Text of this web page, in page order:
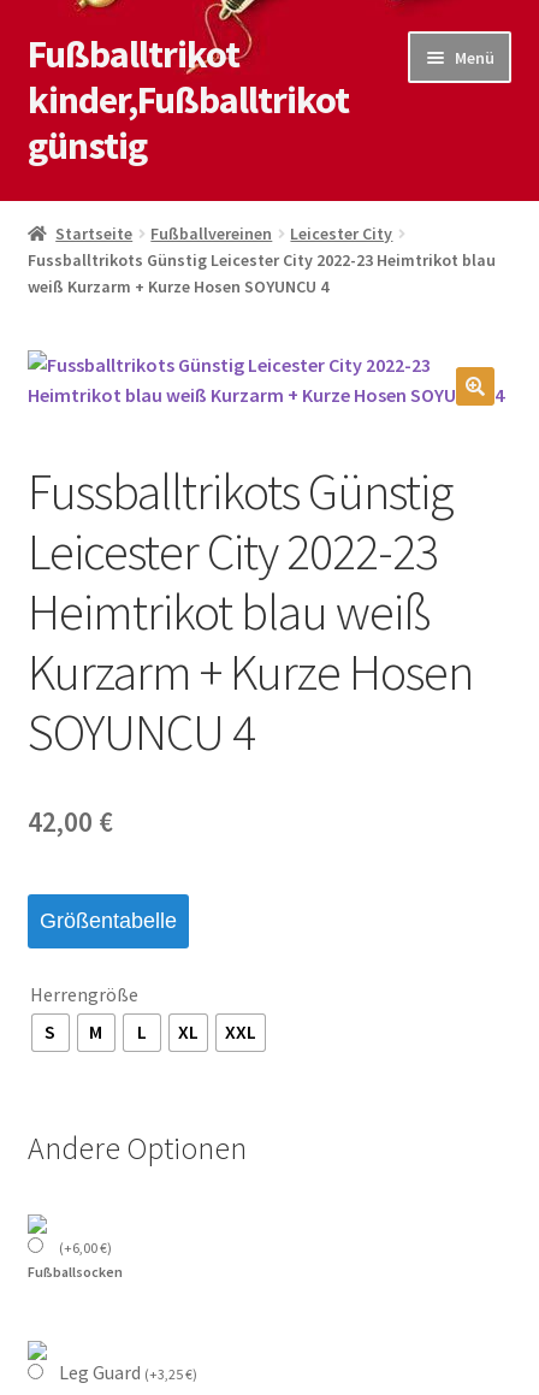
Zur
Navigation
springen
Zum
Inhalt
springen
Fußballtrikot
kinder,Fußballtrikot
günstig
Menü
Start
Blog
Kontaktiere uns
Shop
Startseite Fußballvereinen
Leicester City
Fussballtrikots Günstig Leicester City 2022-23 Heimtrikot blau
weiß Kurzarm + Kurze Hosen SOYUNCU 4
Fussballtrikots Günstig
Leicester City 2022-23
Heimtrikot blau weiß
Kurzarm + Kurze Hosen
SOYUNCU 4
42,00 €
Größentabelle
Herrengröße
S
M L XL XXL
Andere Optionen
(+6,00€)
Fußballsocken
Leg Guard (+3,25€)